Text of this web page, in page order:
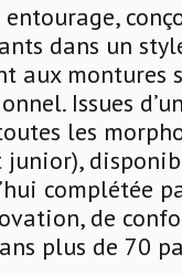
dans un
aux montures
Issues
les
complétée
de
plus de 70